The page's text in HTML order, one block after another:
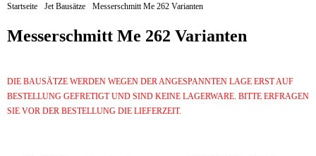
Startseite Jet Bausätze Messerschmitt Me 262 Varianten
Messerschmitt Me 262 Varianten
DIE BAUSÄTZE WERDEN WEGEN DER ANGESPANNTEN LAGE ERST AUF
BESTELLUNG GEFRETIGT UND SIND KEINE LAGERWARE. BITTE ERFRAGEN
SIE VOR DER BESTELLUNG DIE LIEFERZEIT.